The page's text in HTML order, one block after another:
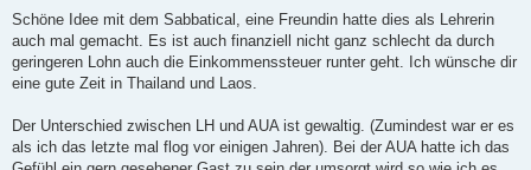
i
r
a
Schöne Idee mit dem Sabbatical, eine Freundin hatte dies als Lehrerin
auch mal gemacht. Es ist auch finanziell nicht ganz schlecht da durch
geringeren Lohn auch die Einkommenssteuer runter geht. Ich wünsche dir
eine gute Zeit in Thailand und Laos.
Der Unterschied zwischen LH und AUA ist gewaltig. (Zumindest war er es
als ich das letzte mal flog vor einigen Jahren). Bei der AUA hatte ich das